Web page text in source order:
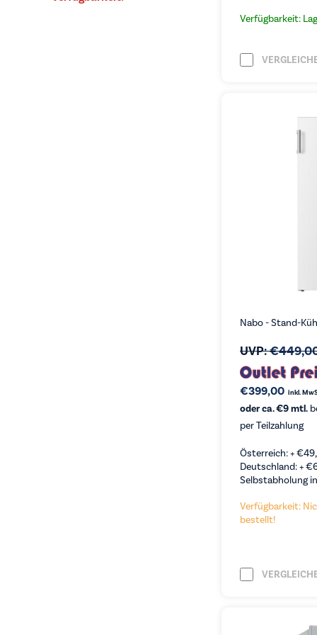
Verfügbarkeit:
Nabo - Stand-
UVP:€
€399,00 inkl.
oder ca. €9 mtl.
per Teilzahlung
Österreich: +€
Deutschland: +€
Selbstabholung
Verfügbarkeit:
bestellt!